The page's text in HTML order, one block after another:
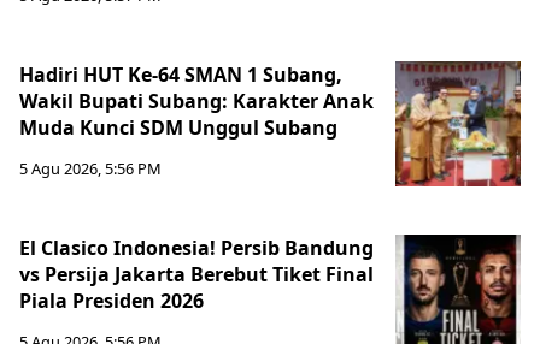
Hadiri HUT Ke-64 SMAN 1 Subang,
Wakil Bupati Subang: Karakter Anak
Muda Kunci SDM Unggul Subang
5 Agu 2026, 5:56 PM
El Clasico Indonesia! Persib Bandung
vs Persija Jakarta Berebut Tiket Final
Piala Presiden 2026